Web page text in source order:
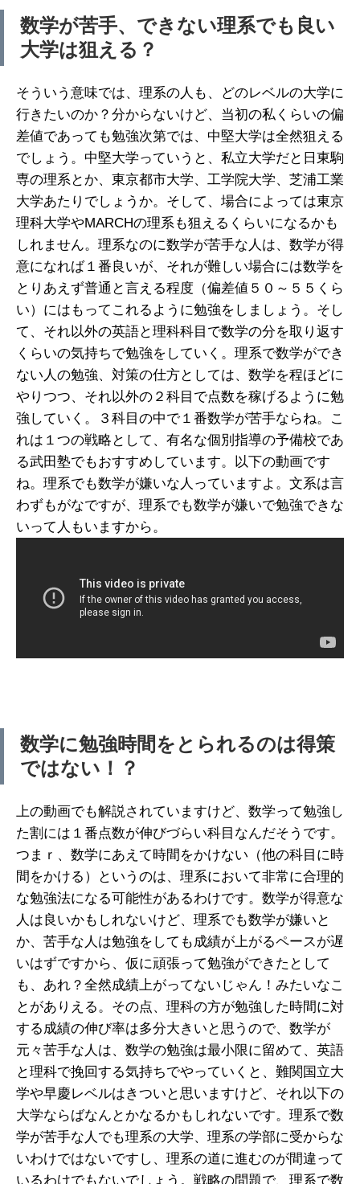
数学が苦手、できない理系でも良い
大学は狙える？
そういう意味では、理系の人も、どのレベルの大学に
行きたいのか？分からないけど、当初の私くらいの偏
差値であっても勉強次第では、中堅大学は全然狙える
でしょう。中堅大学っていうと、私立大学だと日東駒
専の理系とか、東京都市大学、工学院大学、芝浦工業
大学あたりでしょうか。そして、場合によっては東京
理科大学やMARCHの理系も狙えるくらいになるかも
しれません。理系なのに数学が苦手な人は、数学が得
意になれば１番良いが、それが難しい場合には数学を
とりあえず普通と言える程度（偏差値５０～５５くら
い）にはもってこれるように勉強をしましょう。そし
て、それ以外の英語と理科科目で数学の分を取り返す
くらいの気持ちで勉強をしていく。理系で数学ができ
ない人の勉強、対策の仕方としては、数学を程ほどに
やりつつ、それ以外の２科目で点数を稼げるように勉
強していく。３科目の中で１番数学が苦手ならね。こ
れは１つの戦略として、有名な個別指導の予備校であ
る武田塾でもおすすめしています。以下の動画です
ね。理系でも数学が嫌いな人っていますよ。文系は言
わずもがなですが、理系でも数学が嫌いで勉強できな
いって人もいますから。
数学に勉強時間をとられるのは得策
ではない！？
上の動画でも解説されていますけど、数学って勉強し
た割には１番点数が伸びづらい科目なんだそうです。
つまｒ、数学にあえて時間をかけない（他の科目に時
間をかける）というのは、理系において非常に合理的
な勉強法になる可能性があるわけです。数学が得意な
人は良いかもしれないけど、理系でも数学が嫌いと
か、苦手な人は勉強をしても成績が上がるペースが遅
いはずですから、仮に頑張って勉強ができたとして
も、あれ？全然成績上がってないじゃん！みたいなこ
とがありえる。その点、理科の方が勉強した時間に対
する成績の伸び率は多分大きいと思うので、数学が
元々苦手な人は、数学の勉強は最小限に留めて、英語
と理科で挽回する気持ちでやっていくと、難関国立大
学や早慶レベルはきついと思いますけど、それ以下の
大学ならばなんとかなるかもしれないです。理系で数
学が苦手な人でも理系の大学、理系の学部に受からな
いわけではないですし、理系の道に進むのが間違って
いるわけでもないでしょう。戦略の問題で、理系で数